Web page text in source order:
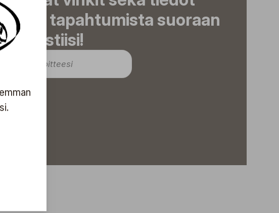
tapahtumista suoraan